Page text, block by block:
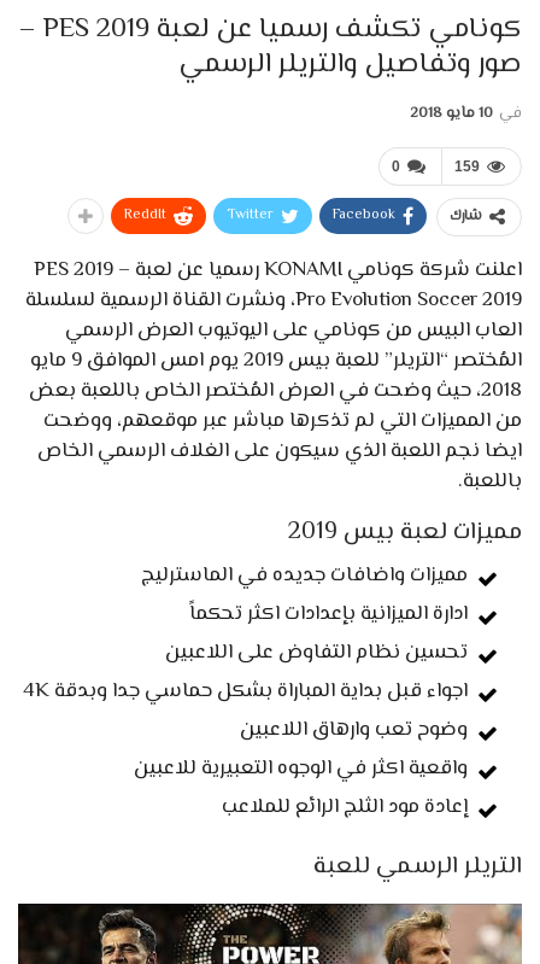
كونامي تكشف رسميا عن لعبة PES 2019 –
صور وتفاصيل والتريلر الرسمي
في 10 مايو 2018
0 159
شارك Facebook
Twitter
ReddIt
اعلنت شركة كونامي KONAMI رسميا عن لعبة PES 2019 –
Pro Evolution Soccer 2019، ونشرت القناة الرسمية لسلسلة
العاب البيس من كونامي على اليوتيوب العرض الرسمي
المُختصر “التريلر” للعبة بيس 2019 يوم امس الموافق 9 مايو
2018، حيث وضحت في العرض المُختصر الخاص باللعبة بعض
من المميزات التي لم تذكرها مباشر عبر موقعهم، ووضحت
ايضا نجم اللعبة الذي سيكون على الغلاف الرسمي الخاص
باللعبة.
مميزات لعبة بيس 2019
مميزات واضافات جديده في الماسترليج
ادارة الميزانية بإعدادات اكثر تحكماً
تحسين نظام التفاوض على اللاعبين
اجواء قبل بداية المباراة بشكل حماسي جدا وبدقة 4K
وضوح تعب وارهاق اللاعبين
واقعية اكثر في الوجوه التعبيرية للاعبين
إعادة مود الثلج الرائع للملاعب
التريلر الرسمي للعبة